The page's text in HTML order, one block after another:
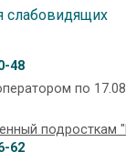
слабовидящих
48
по
подросткам
62